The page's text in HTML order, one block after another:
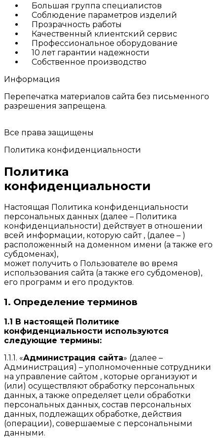
Большая группа специалистов
Соблюдение параметров изделий
Прозрачность работы
Качественный клиентский сервис
Профессиональное оборудование
10 лет гарантии надежности
Собственное производство
Информация
Перепечатка материалов сайта без письменного
разрешения запрещена.
Все права защищены
Политика конфиденциальности
Политика
конфиденциальности
Настоящая Политика конфиденциальности
персональных данных (далее – Политика
конфиденциальности) действует в отношении
всей информации, которую сайт , (далее – )
расположенный на доменном имени (а также его
субдоменах),
может получить о Пользователе во время
использования сайта (а также его субдоменов),
его программ и его продуктов.
1. Определение терминов
1.1 В настоящей Политике
конфиденциальности используются
следующие термины:
1.1.1. «Администрация сайта» (далее –
Администрация) – уполномоченные сотрудники
на управление сайтом , которые организуют и
(или) осуществляют обработку персональных
данных, а также определяет цели обработки
персональных данных, состав персональных
данных, подлежащих обработке, действия
(операции), совершаемые с персональными
данными.